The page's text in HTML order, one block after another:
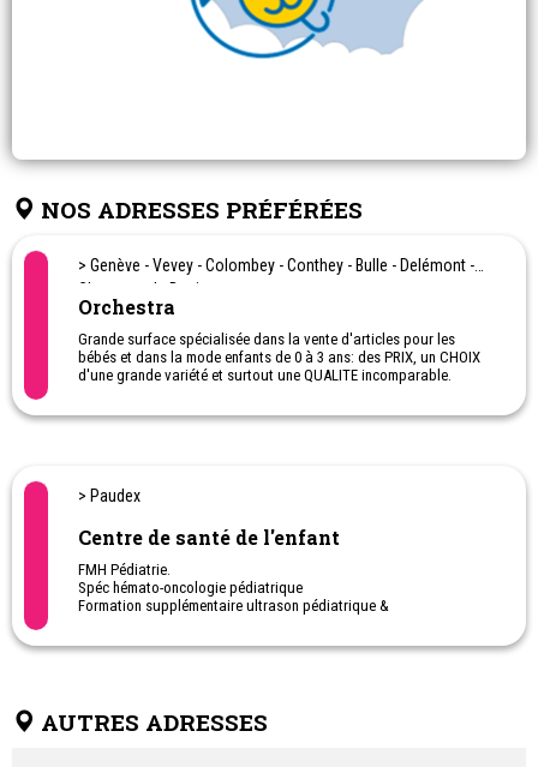
NOS ADRESSES PRÉFÉRÉES
> Genève - Vevey - Colombey - Conthey - Bulle - Delémont -
Chavanne de Bogis...
Orchestra
Grande surface spécialisée dans la vente d'articles pour les
bébés et dans la mode enfants de 0 à 3 ans: des PRIX, un CHOIX
d'une grande variété et surtout une QUALITE incomparable.
> Paudex
Centre de santé de l'enfant
FMH Pédiatrie.
Spéc hémato-oncologie pédiatrique
Formation supplémentaire ultrason pédiatrique &
AUTRES ADRESSES